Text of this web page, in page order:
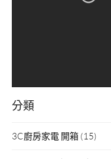
分類
3C廚房家電 開箱 (15)